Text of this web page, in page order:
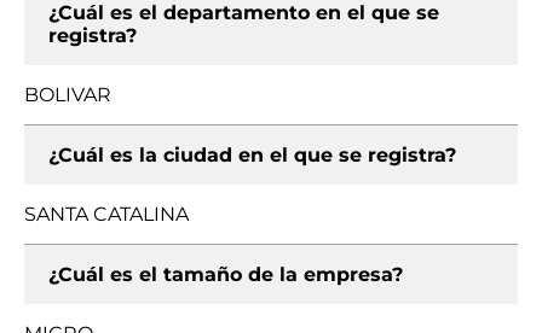
¿Cuál es el departamento en el que se
registra?
BOLIVAR
¿Cuál es la ciudad en el que se registra?
SANTA CATALINA
¿Cuál es el tamaño de la empresa?